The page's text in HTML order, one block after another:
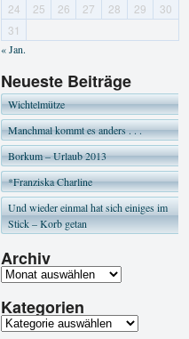
24
25 26 27 28 29
30
31
« Jan.
Neueste Beiträge
Wichtelmütze
Manchmal kommt es anders . . .
Borkum – Urlaub 2013
*Franziska Charline
Und wieder einmal hat sich einiges im
Stick – Korb getan
Archiv
Kategorien